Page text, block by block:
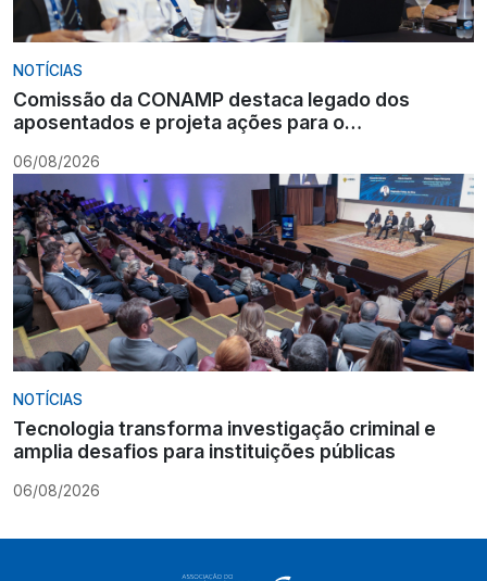
NOTÍCIAS
Comissão da CONAMP destaca legado dos
aposentados e projeta ações para o
06/08/2026
NOTÍCIAS
Tecnologia transforma investigação criminal e
amplia desafios para instituições públicas
06/08/2026